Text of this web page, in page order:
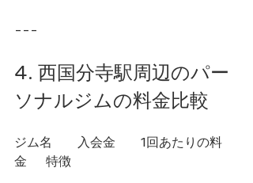
---
4. 西国分寺駅周辺のパー
ソナルジムの料金比較
ジム名	入会金	1回あたりの料
金	特徴